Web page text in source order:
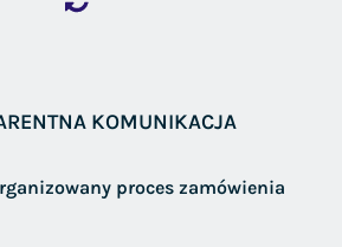
KOMUNIKACJA
proces zamówienia